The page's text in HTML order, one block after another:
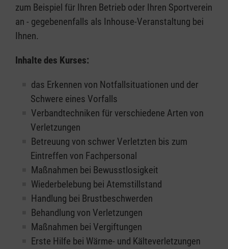
zum Beispiel für Ihren Betrieb oder Ihren Sportverein
an - gegebenenfalls als Inhouse-Veranstaltung bei
Ihnen.
Inhalte des Kurses:
das Erkennen von Notfallsituationen und der
Schwere eines Vorfalls
Verbandtechniken für verschiedene Arten von
Verletzungen
Betreuung von schwer Verletzten bis zum
Eintreffen von Fachpersonal
Maßnahmen bei Bewusstlosigkeit
Wiederbelebung bei Atemstillstand
Handlung bei Brustbeschwerden
Behandlung von Verletzungen
Maßnahmen bei Vergiftungen
Erste Hilfe bei Wärme- und Kälteverletzungen